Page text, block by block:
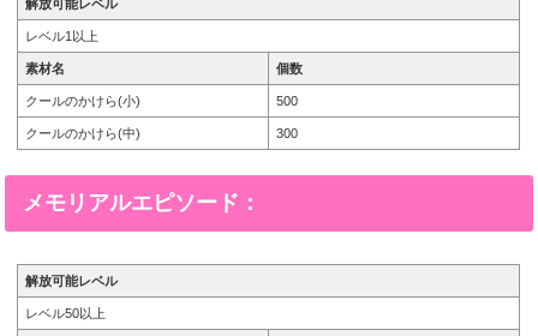
解放可能レベル
レベル1以上
素材名 個数
クールのかけら(小) 500
クールのかけら(中) 300
メモリアルエピソード：
解放可能レベル
レベル50以上